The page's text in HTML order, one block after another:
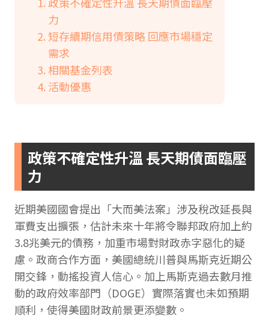
力
短存續期信用債策略 回應市場穩定
需求
相關基金列表
活動優惠
政策不確定性升溫 長天期債面臨壓
力
近期美國國會提出「大而美法案」涉及稅改延長與
軍費支出擴張，估計未來十年將令聯邦政府加上約
3.8兆美元的債務，加重市場對財政赤字惡化的疑
慮。政商合作方面，美國總統川普與馬斯克近期公
開交鋒，動搖投資人信心。加上馬斯克過去數月推
動的政府效率部門（DOGE）實際落實也未如預期
順利，使得美國財政前景更添變數。